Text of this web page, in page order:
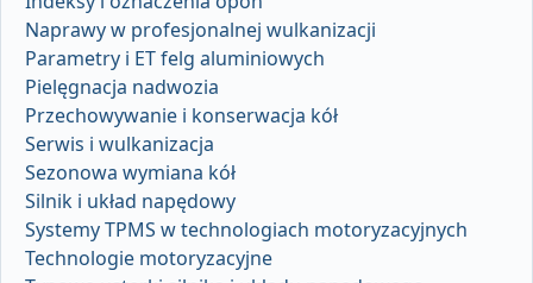
Naprawy w profesjonalnej wulkanizacji
Parametry i ET felg aluminiowych
Pielęgnacja nadwozia
Przechowywanie i konserwacja kół
Serwis i wulkanizacja
Sezonowa wymiana kół
Silnik i układ napędowy
Systemy TPMS w technologiach motoryzacyjnych
Technologie motoryzacyjne